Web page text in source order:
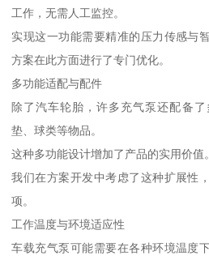
工作，无需人工监控。
实现这一功能需要精准的压力传感与
方案在此方面进行了专门优化。
多功能适配与配件
除了汽车轮胎，许多充气泵还配备
垫、球类等物品。
这种多功能设计增加了产品的实用价值。
我们在方案开发中考虑了这种扩展性
项。
工作温度与环境适应性
车载充气泵可能需要在各种环境温度